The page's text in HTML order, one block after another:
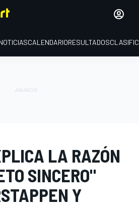
CALENDARIORESULTADOS
LA RAZÓN
SINCERO"
Y